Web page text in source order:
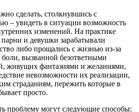
сделать, столкнувшись с
– увидеть в ситуации возможность
изменений. На практике
парни и девушки зарабатывали
либо прощались с жизнью из-за
вызванной безответными
живущих фантазиями и желаниями,
невозможности их реализации,
страданиям, пережить которые в
просто.
проблему могут следующие способы: